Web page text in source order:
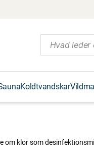
Koldtvandskar
om klor som